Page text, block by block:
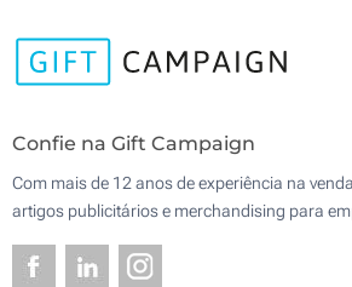
Confie na Gift Campaign
Com mais de 12 anos de experiência na
artigos publicitários e merchandising para